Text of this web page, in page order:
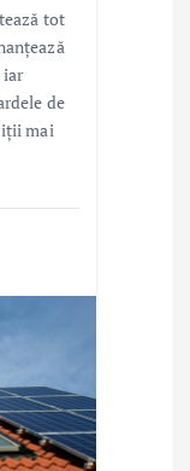
tot
iar
de
mai